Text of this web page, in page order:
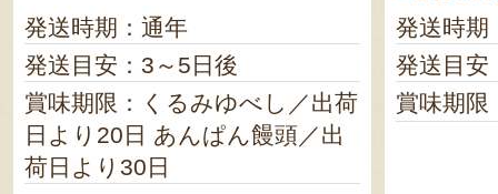
発送時期：通年
発送目安：3～5日後
賞味期限：くるみゆべし／出荷
日より20日 あんぱん饅頭／出
荷日より30日
発送時期
発送目安
賞味期限